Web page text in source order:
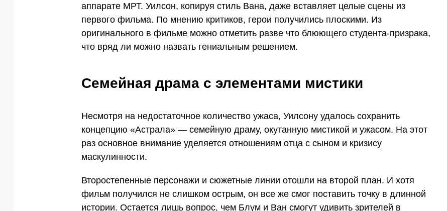
аппарате МРТ. Уилсон, копируя стиль Вана, даже вставляет целые сцены из
первого фильма. По мнению критиков, герои получились плоскими. Из
оригинального в фильме можно отметить разве что блюющего студента-призрака,
что вряд ли можно назвать гениальным решением.
Семейная драма с элементами мистики
Несмотря на недостаточное количество ужаса, Уилсону удалось сохранить
концепцию «Астрала» — семейную драму, окутанную мистикой и ужасом. На этот
раз основное внимание уделяется отношениям отца с сыном и кризису
маскулинности.
Второстепенные персонажи и сюжетные линии отошли на второй план. И хотя
фильм получился не слишком острым, он все же смог поставить точку в длинной
истории. Остается лишь вопрос, чем Блум и Ван смогут удивить зрителей в